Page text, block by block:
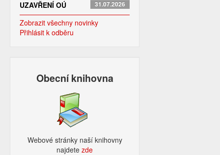
UZAVŘENÍ OÚ 31.07.2026
Zobrazit všechny novinky
Přihlásit k odběru
Obecní knihovna
Webové stránky naší knihovny
najdetezde​